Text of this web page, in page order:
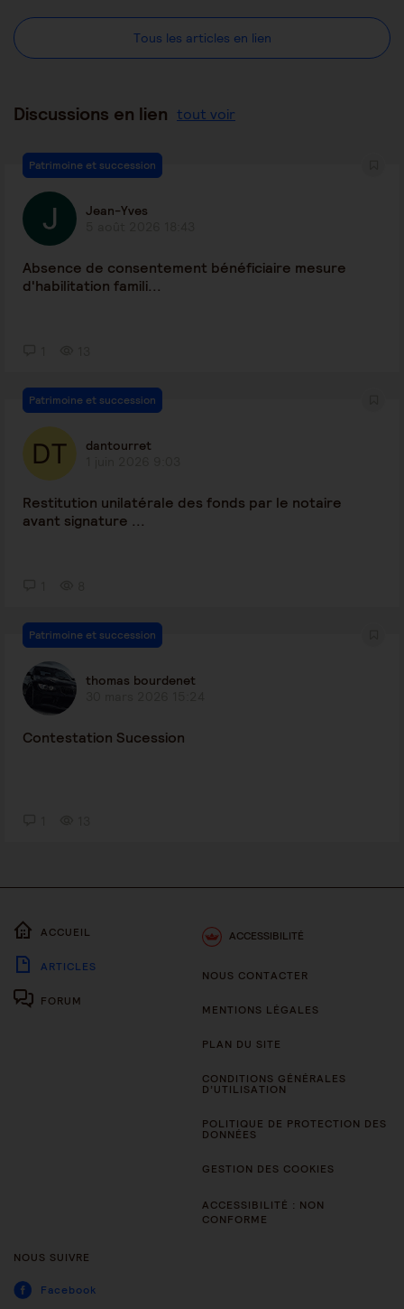
Tous les articles en lien
Discussions en lien tout voir
Patrimoine et succession
Jean-Yves
Absence de consentement bénéficiaire mesure
d'habilitation famili...
Patrimoine et succession
dantourret
Restitution unilatérale des fonds par le notaire
avant signature ...
Patrimoine et succession
thomas bourdenet
Contestation Sucession
ACCUEIL
ARTICLES
FORUM
ACCESSIBILITÉ
NOUS CONTACTER
MENTIONS LÉGALES
PLAN DU SITE
CONDITIONS GÉNÉRALES
D’UTILISATION
POLITIQUE DE PROTECTION DES
DONNÉES
GESTION DES COOKIES
ACCESSIBILITÉ : NON
CONFORME
NOUS SUIVRE
Facebook